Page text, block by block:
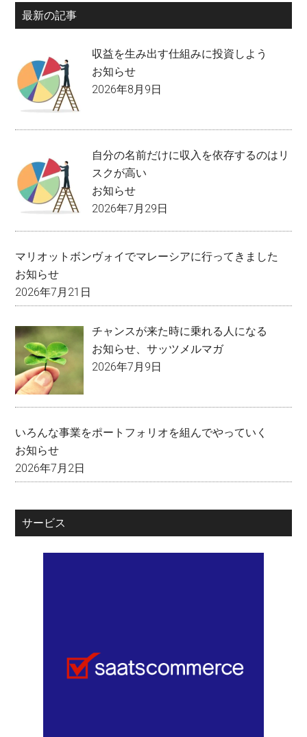
最新の記事
収益を生み出す仕組みに投資しよう
お知らせ
2026年8月9日
自分の名前だけに収入を依存するのはリ
スクが高い
お知らせ
2026年7月29日
マリオットボンヴォイでマレーシアに行ってきました
お知らせ
2026年7月21日
チャンスが来た時に乗れる人になる
お知らせ 、サッツメルマガ
2026年7月9日
いろんな事業をポートフォリオを組んでやっていく
お知らせ
2026年7月2日
サービス